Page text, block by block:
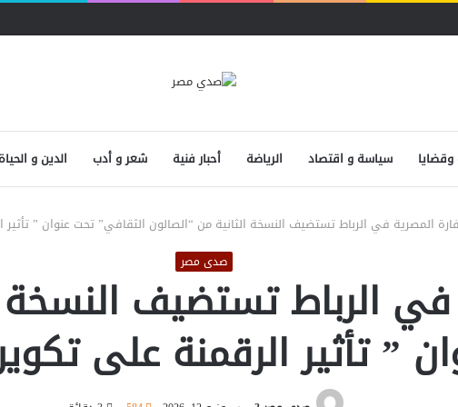
سياسة و اقتصاد الرياضة أحبار فنية شعر و أدب الدين و الحياة
المصرية في الرباط تستضيف النسخة الثانية من “الصالون الثقافي” تحت عنوان ” تأثير
صدى مصر
الرباط تستضيف النسخة
” تأثير الرقمنة على